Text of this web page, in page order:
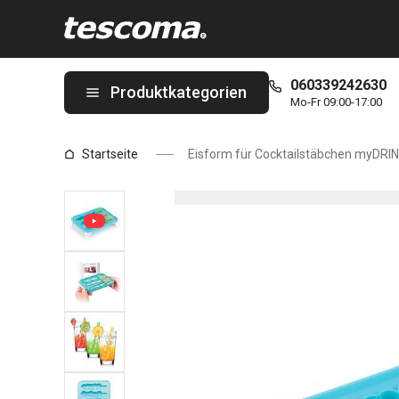
Produktkategorien 060339242630
Mo-Fr 09:00-17:00
Startseite Eisform für Cocktailstäbchen